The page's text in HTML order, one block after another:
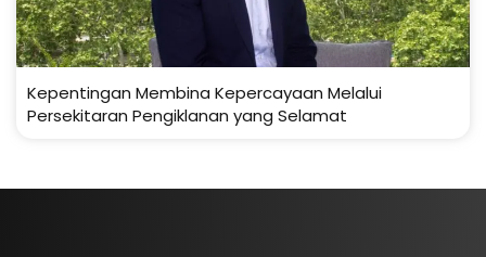
Kepentingan Membina Kepercayaan Melalui
Persekitaran Pengiklanan yang Selamat